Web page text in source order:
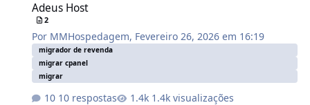
Adeus Host
2
Por MMHospedagem, Fevereiro 26, 2026 em 16:19
migrador de revenda
migrar cpanel
migrar
10 respostas 1.4k visualizações